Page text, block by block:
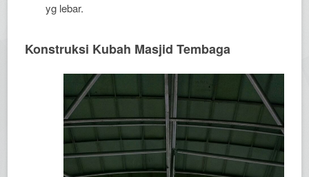
yg lebar.
Konstruksi Kubah Masjid Tembaga